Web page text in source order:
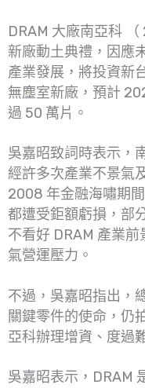
DRAM 大廠南亞科
新廠動土典禮，因應
產業發展，將投資新
無塵室新廠，預計
過 50 萬片。
吳嘉昭致詞時表示，
經許多次產業不景氣
2008 年金融海嘯期
都遭受鉅額虧損，部
不看好 DRAM 產業
氣營運壓力。
不過，吳嘉昭指出，
關鍵零件的使命，仍
亞科辦理增資、度過
吳嘉昭表示，DRAM